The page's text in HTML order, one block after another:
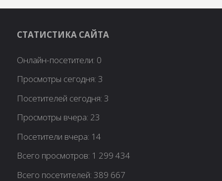
СТАТИСТИКА САЙТА
Онлайн-посетители: 0
Просмотры сегодня:3
Посетителей сегодня:3
Просмотры вчера: 23
Посетители вчера: 14
Всего просмотров: 1 299 434
Всего посетителей:389 667